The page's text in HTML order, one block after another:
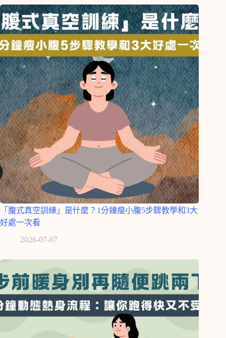
「腹式真空訓練」是什麼？1分鐘瘦小腹5步驟教學和3大
好處一次看
2026-07-07